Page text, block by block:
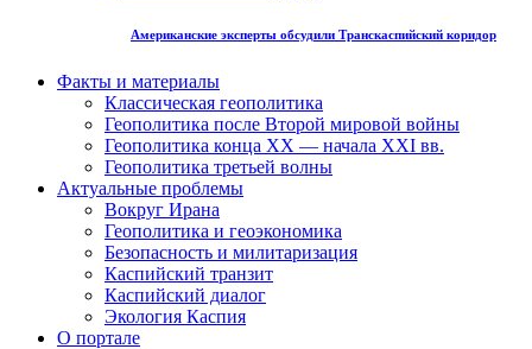
Американские эксперты обсудили Транскаспийский коридор
Факты и материалы
Классическая геополитика
Геополитика после Второй мировой войны
Геополитика конца XX — начала XXI вв.
Геополитика третьей волны
Актуальные проблемы
Вокруг Ирана
Геополитика и геоэкономика
Безопасность и милитаризация
Каспийский транзит
Каспийский диалог
Экология Каспия
О портале